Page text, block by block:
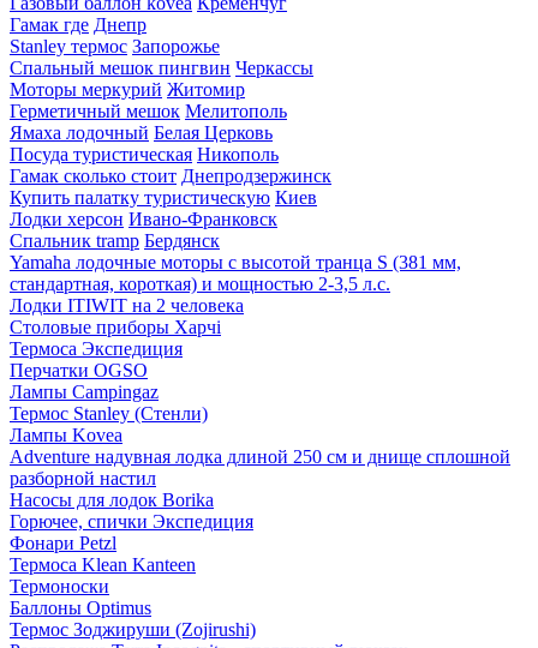
Гамак где Днепр
Stanley термос Запорожье
Спальный мешок пингвин Черкассы
Моторы меркурий Житомир
Герметичный мешок Мелитополь
Ямаха лодочный Белая Церковь
Посуда туристическая Никополь
Гамак сколько стоит Днепродзержинск
Купить палатку туристическую Киев
Лодки херсон Ивано-Франковск
Спальник tramp Бердянск
Yamaha лодочные моторы с высотой транца S (381 мм,
стандартная, короткая) и мощностью 2-3,5 л.с.
Лодки ITIWIT на 2 человека
Столовые приборы Харчі
Термоса Экспедиция
Перчатки OGSO
Лампы Campingaz
Термос Stanley (Стенли)
Лампы Kovea
Adventure надувная лодка длиной 250 см и днище сплошной
разборной настил
Насосы для лодок Borika
Горючее, спички Экспедиция
Фонари Petzl
Термоса Klean Kanteen
Термоноски
Баллоны Optimus
Термос Зоджируши (Zojirushi)